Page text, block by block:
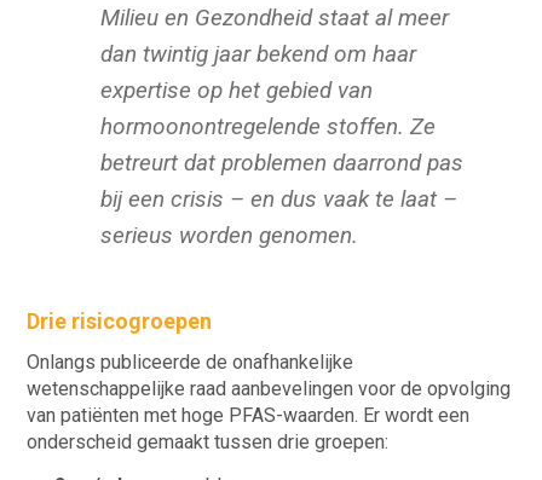
Milieu en Gezondheid staat al meer
dan twintig jaar bekend om haar
expertise op het gebied van
hormoonontregelende stoffen. Ze
betreurt dat problemen daarrond pas
bij een crisis – en dus vaak te laat –
serieus worden genomen.
Drie risicogroepen
Onlangs publiceerde de onafhankelijke
wetenschappelijke raad aanbevelingen voor de opvolging
van patiënten met hoge PFAS-waarden. Er wordt een
onderscheid gemaakt tussen drie groepen: